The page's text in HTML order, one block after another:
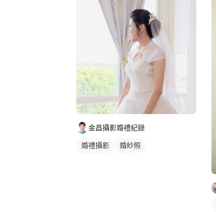
金昌攝影婚禮紀錄
婚禮攝影
婚紗照